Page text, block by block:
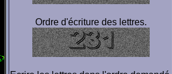
Ordre d'écriture des lettres.